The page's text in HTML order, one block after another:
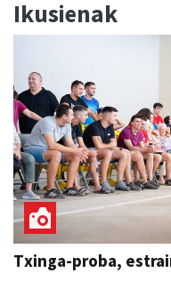
Ikusienak
Txinga-proba,